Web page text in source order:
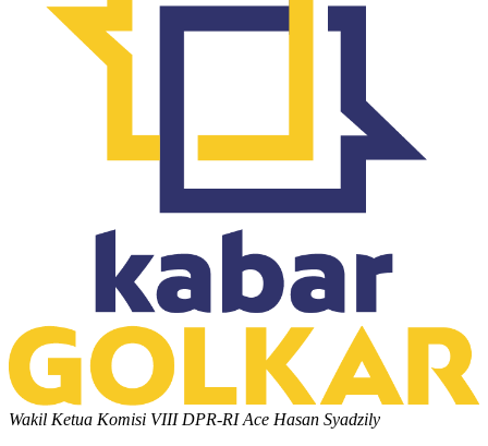
Wakil Ketua Komisi VIII DPR-RI Ace Hasan Syadzily